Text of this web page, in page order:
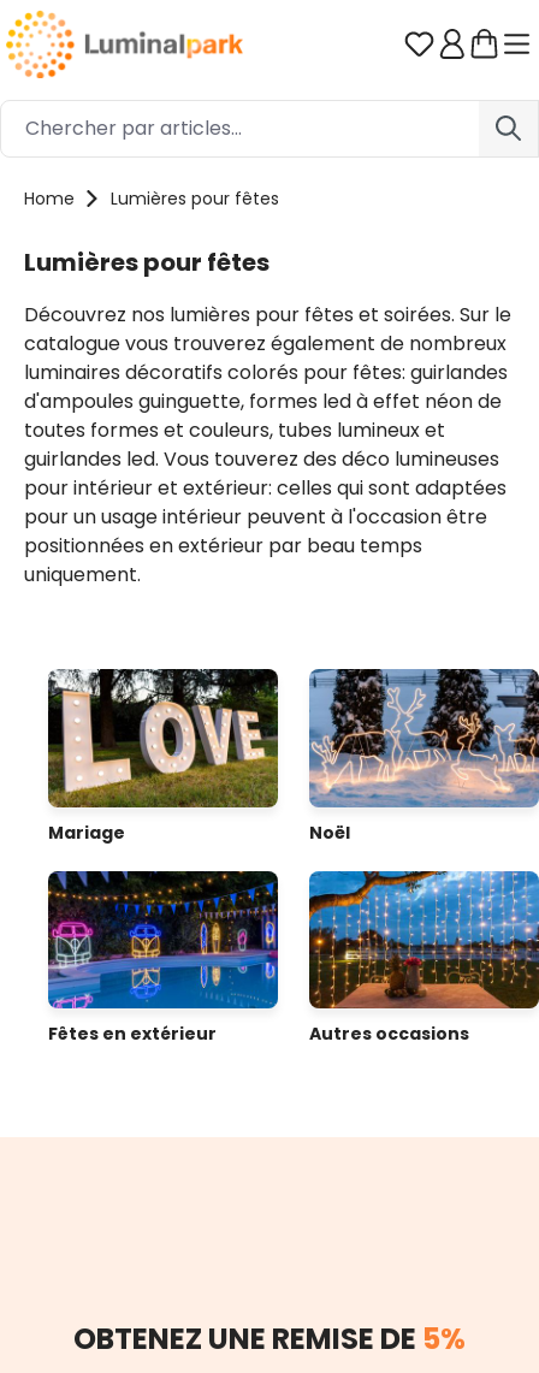
Passer au contenu principal Vous avez
Home Lumières pour fêtes
Lumières pour fêtes
Découvrez nos lumières pour fêtes et soirées. Sur le
catalogue vous trouverez également de nombreux
luminaires décoratifs colorés pour fêtes: guirlandes
d'ampoules guinguette, formes led à effet néon de
toutes formes et couleurs, tubes lumineux et
guirlandes led. Vous touverez des déco lumineuses
pour intérieur et extérieur: celles qui sont adaptées
pour un usage intérieur peuvent à l'occasion être
positionnées en extérieur par beau temps
uniquement.
Mariage Noël
Fêtes en extérieur Autres occasions
OBTENEZ UNE REMISE DE 5%